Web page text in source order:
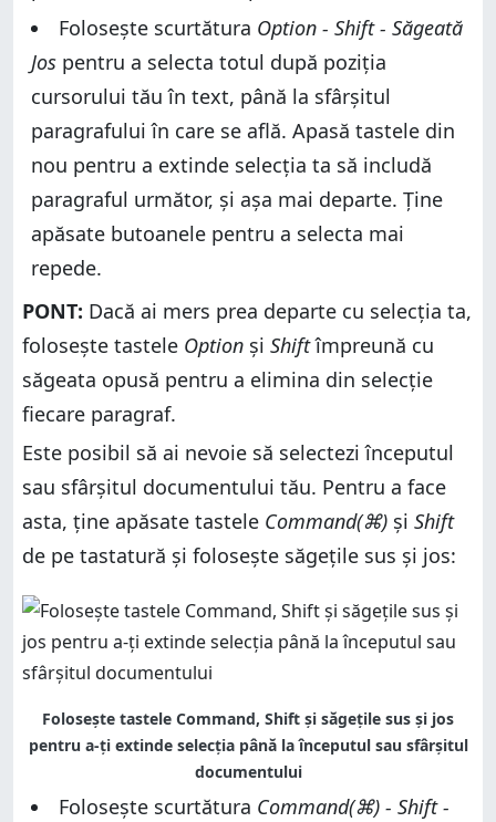
Folosește scurtătura Option - Shift - Săgeată
Jos pentru a selecta totul după poziția
cursorului tău în text, până la sfârșitul
paragrafului în care se află. Apasă tastele din
nou pentru a extinde selecția ta să includă
paragraful următor, și așa mai departe. Ține
apăsate butoanele pentru a selecta mai
repede.
PONT: Dacă ai mers prea departe cu selecția ta,
folosește tastele Option și Shiftîmpreună cu
săgeata opusă pentru a elimina din selecție
fiecare paragraf.
Este posibil să ai nevoie să selectezi începutul
sau sfârșitul documentului tău. Pentru a face
asta, ține apăsate tastele Command(⌘) și Shift
de pe tastatură și folosește săgețile sus și jos:
Folosește tastele Command, Shift și săgețile sus și jos
pentru a-ți extinde selecția până la începutul sau sfârșitul
documentului
Folosește scurtătura Command(⌘) - Shift -